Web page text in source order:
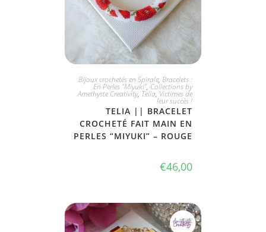
PLUS DISPONIBLE
Bijoux crochetés en Spirale, Bracelets :
En Perles "Miyuki", Collections by
Amethyste Creativity, Telia, Victimes de
leur succès !
TELIA || BRACELET
CROCHETÉ FAIT MAIN EN
PERLES “MIYUKI” – ROUGE
€46,00